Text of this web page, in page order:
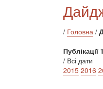
/ Головна /
/ Всі дати
2015 2016